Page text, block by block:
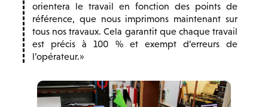
orientera le travail en fonction des points de
référence, que nous imprimons maintenant sur
tous nos travaux. Cela garantit que chaque travail
est précis à 100 % et exempt d’erreurs de
l’opérateur.